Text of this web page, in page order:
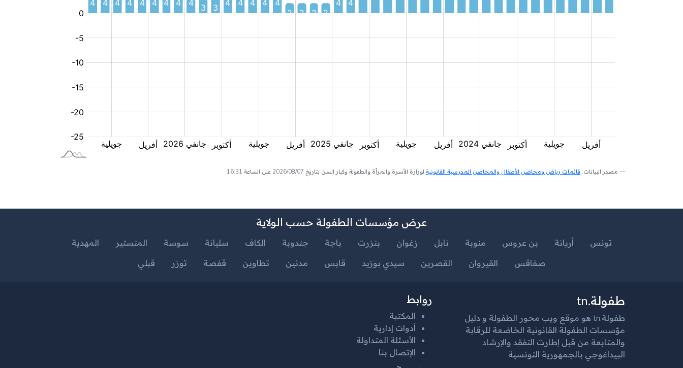
مصدر البيانات: قائمات رياض ومحاضن الأطفال والمحاضن المدرسية القانونية لوزارة الأسرة والمرأة والطفولة وكبار السن بتاريخ 2026/08/07 على الساعة 16:31
عرض مؤسسات الطفولة حسب الولاية
تونس أريانة بن عروس منوبة نابل زغوان بنزرت باجة جندوبة الكاف سليانة سوسة المنستير
المهدية
صفاقس
القيروان القصرين سيدي بوزيد قابس مدنين تطاوين قفصة توزر قبلي
طفولة.tn
طفولة.tn هو موقع ويب محور الطفولة و دليل
مؤسسات الطفولة القانونية الخاضعة للرقابة
والمتابعة من قبل إطارت التفقد والإرشاد
البيداغوجي بالجمهورية التونسية
روابط
المكتبة
أدوات إدارية
الأسئلة المتداولة
الإتصال بنا